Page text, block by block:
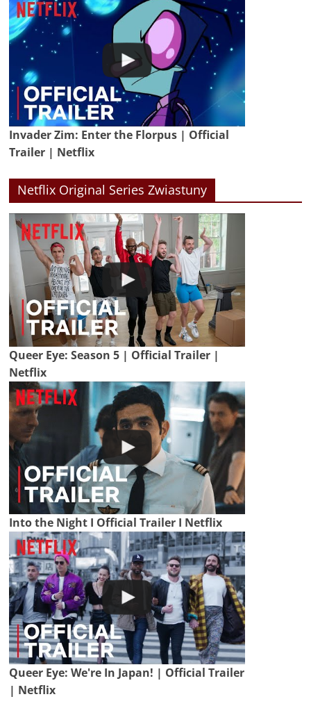
Invader Zim: Enter the Florpus | Official
Trailer | Netflix
Netflix Original Series Zwiastuny
Queer Eye: Season 5 | Official Trailer |
Netflix
Into the Night I Official Trailer I Netflix
Queer Eye: We're In Japan! | Official Trailer
| Netflix